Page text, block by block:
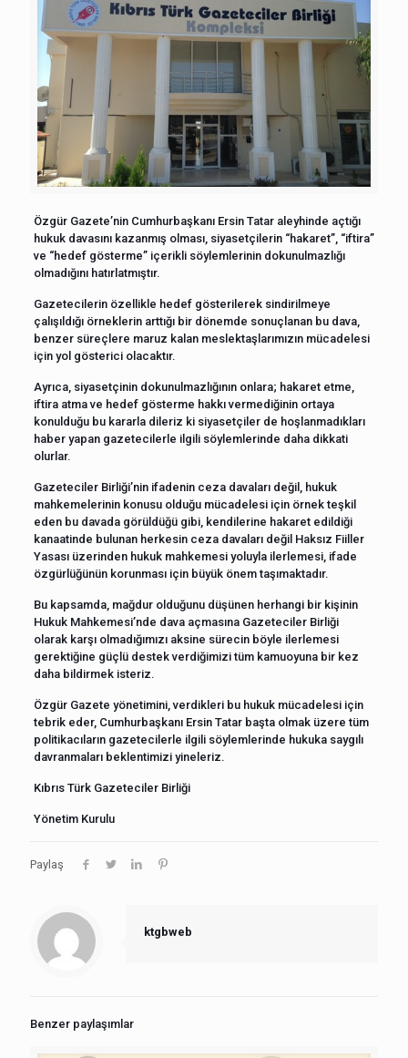
Özgür Gazete’nin Cumhurbaşkanı Ersin Tatar aleyhinde açtığı
hukuk davasını kazanmış olması, siyasetçilerin “hakaret”, “iftira”
ve “hedef gösterme” içerikli söylemlerinin dokunulmazlığı
olmadığını hatırlatmıştır.
Gazetecilerin özellikle hedef gösterilerek sindirilmeye
çalışıldığı örneklerin arttığı bir dönemde sonuçlanan bu dava,
benzer süreçlere maruz kalan meslektaşlarımızın mücadelesi
için yol gösterici olacaktır.
Ayrıca, siyasetçinin dokunulmazlığının onlara; hakaret etme,
iftira atma ve hedef gösterme hakkı vermediğinin ortaya
konulduğu bu kararla dileriz ki siyasetçiler de hoşlanmadıkları
haber yapan gazetecilerle ilgili söylemlerinde daha dikkati
olurlar.
Gazeteciler Birliği’nin ifadenin ceza davaları değil, hukuk
mahkemelerinin konusu olduğu mücadelesi için örnek teşkil
eden bu davada görüldüğü gibi, kendilerine hakaret edildiği
kanaatinde bulunan herkesin ceza davaları değil Haksız Fiiller
Yasası üzerinden hukuk mahkemesi yoluyla ilerlemesi, ifade
özgürlüğünün korunması için büyük önem taşımaktadır.
Bu kapsamda, mağdur olduğunu düşünen herhangi bir kişinin
Hukuk Mahkemesi’nde dava açmasına Gazeteciler Birliği
olarak karşı olmadığımızı aksine sürecin böyle ilerlemesi
gerektiğine güçlü destek verdiğimizi tüm kamuoyuna bir kez
daha bildirmek isteriz.
Özgür Gazete yönetimini, verdikleri bu hukuk mücadelesi için
tebrik eder, Cumhurbaşkanı Ersin Tatar başta olmak üzere tüm
politikacıların gazetecilerle ilgili söylemlerinde hukuka saygılı
davranmaları beklentimizi yineleriz.
Kıbrıs Türk Gazeteciler Birliği
Yönetim Kurulu
Paylaş
ktgbweb
Benzer paylaşımlar